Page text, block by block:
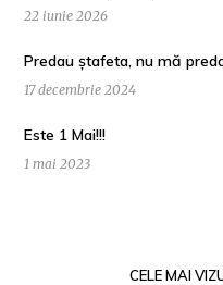
22 iunie 2026
Predau ștafeta, nu mă
17 decembrie 2024
Este 1 Mai!!!
1 mai 2023
CELE MAI